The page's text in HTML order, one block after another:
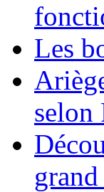
Les
selon